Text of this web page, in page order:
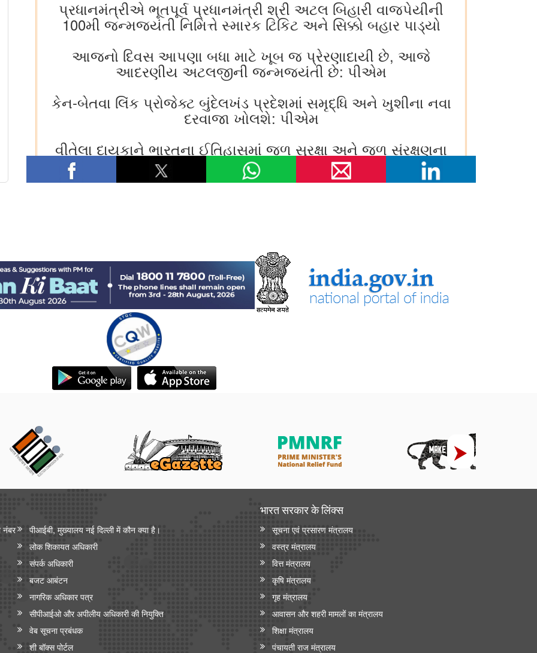
नंबर
पीआईबी, मुख्यालय नई दिल्ली में कौन क्या है।
लोक शिकायत अधिकारी
संपर्क अधिकारी
बजट आबंटन
नागरिक अधिकार पत्र
सीपीआईओ और अपी‍लीय अधिकारी की नियुक्ति
वेब सूचना प्रबंधक
शी बॉक्स पोर्टल
भारत सरकार के लिंक्‍स
सूचना एवं प्रसारण मंत्रालय
वस्त्र मंत्रालय
वित्त मंत्रालय
कृषि मंत्रालय
गृह मंत्रालय
आवासन और शहरी मामलों का मंत्रालय
शिक्षा मंत्रालय
पंचायती राज मंत्रालय